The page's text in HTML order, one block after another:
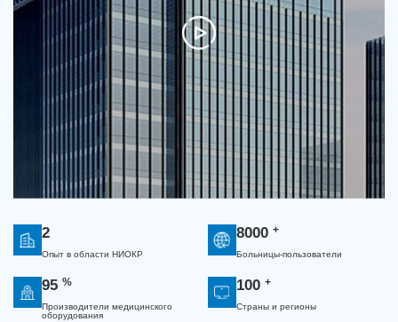
2
Опыт в области НИОКР
8000 +
Больницы-пользователи
95 %
Производители медицинского
оборудования
100 +
Страны и регионы